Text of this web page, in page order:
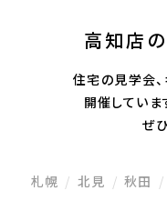
高知店
住宅の見学会
開催していま
ぜ
札幌 北見 秋田